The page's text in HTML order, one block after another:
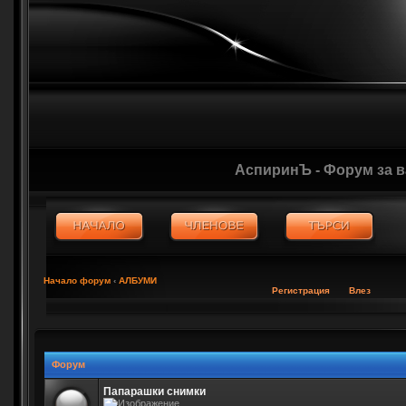
АспиринЪ - Форум за
Начало форум ‹ АЛБУМИ
Регистрация
Влез
Форум
Папарашки снимки